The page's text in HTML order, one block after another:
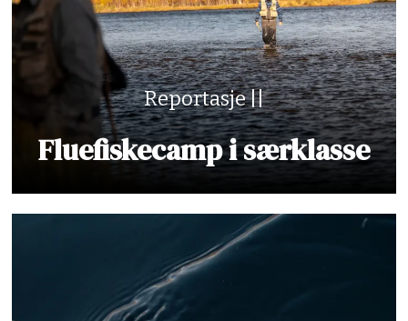
Reportasje ||
Fluefiskecamp i særklasse